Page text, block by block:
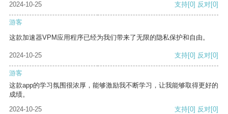
2024-10-25 支持[0] 反对[0]
游客
这款加速器VPM应用程序已经为我们带来了无限的隐私保护和自由。
2024-10-25 支持[0] 反对[0]
游客
这款app的学习氛围很浓厚，能够激励我不断学习，让我能够取得更好的
成绩。
2024-10-25
支持[0] 反对[0]